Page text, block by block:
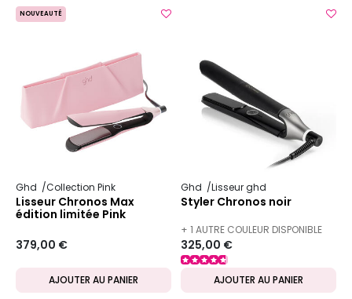
NOUVEAUTÉ
Ghd Collection Pink
Lisseur Chronos Max
édition limitée Pink
379,00 €
AJOUTER AU PANIER
Ghd Lisseur ghd
Styler Chronos noir
+ 1 AUTRE COULEUR DISPONIBLE
325,00 €
AJOUTER AU PANIER